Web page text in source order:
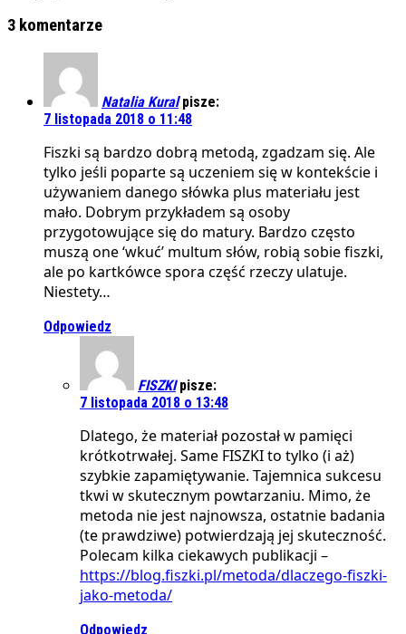
3 komentarze
Natalia Kural pisze:
7 listopada 2018 o 11:48
Fiszki są bardzo dobrą metodą, zgadzam się. Ale
tylko jeśli poparte są uczeniem się w kontekście i
używaniem danego słówka plus materiału jest
mało. Dobrym przykładem są osoby
przygotowujące się do matury. Bardzo często
muszą one ‘wkuć’ multum słów, robią sobie fiszki,
ale po kartkówce spora część rzeczy ulatuje.
Niestety…
Odpowiedz
FISZKI pisze:
7 listopada 2018 o 13:48
Dlatego, że materiał pozostał w pamięci
krótkotrwałej. Same FISZKI to tylko (i aż)
szybkie zapamiętywanie. Tajemnica sukcesu
tkwi w skutecznym powtarzaniu. Mimo, że
metoda nie jest najnowsza, ostatnie badania
(te prawdziwe) potwierdzają jej skuteczność.
Polecam kilka ciekawych publikacji –
https://blog.fiszki.pl/metoda/dlaczego-fiszki-
jako-metoda/
Odpowiedz